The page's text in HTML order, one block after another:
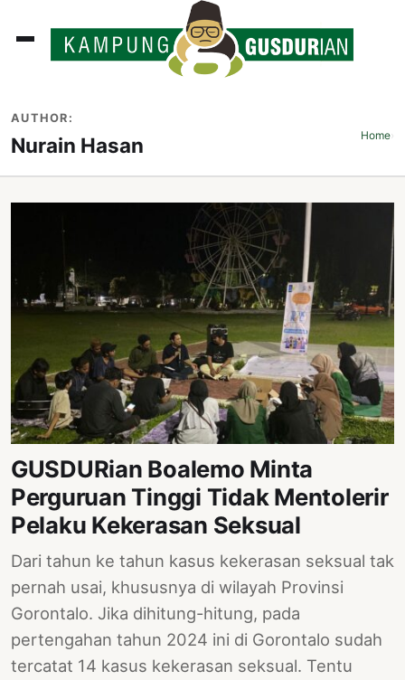
AUTHOR:
Nurain Hasan Home›
GUSDURian Boalemo Minta
Perguruan Tinggi Tidak Mentolerir
Pelaku Kekerasan Seksual
Dari tahun ke tahun kasus kekerasan seksual tak
pernah usai, khususnya di wilayah Provinsi
Gorontalo. Jika dihitung-hitung, pada
pertengahan tahun 2024 ini di Gorontalo sudah
tercatat 14 kasus kekerasan seksual. Tentu